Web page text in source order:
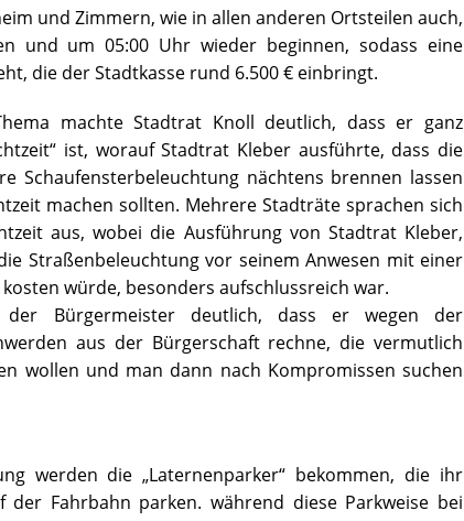
und Zimmern, wie in allen anderen Ortsteilen auch,
und um 05:00 Uhr wieder beginnen, sodass eine
die der Stadtkasse rund 6.500 € einbringt.
machte Stadtrat Knoll deutlich, dass er ganz
ist, worauf Stadtrat Kleber ausführte, dass die
Schaufensterbeleuchtung nächtens brennen lassen
machen sollten. Mehrere Stadträte sprachen sich
aus, wobei die Ausführung von Stadtrat Kleber,
Straßenbeleuchtung vor seinem Anwesen mit einer
würde, besonders aufschlussreich war.
Bürgermeister deutlich, dass er wegen der
aus der Bürgerschaft rechne, die vermutlich
wollen und man dann nach Kompromissen suchen
werden die „Laternenparker“ bekommen, die ihr
der Fahrbahn parken. während diese Parkweise bei